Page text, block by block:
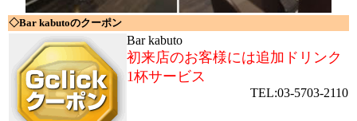
◇Bar kabutoのクーポン
Bar kabuto
初来店のお客様には追加ドリンク
1杯サービス
TEL:03-5703-2110